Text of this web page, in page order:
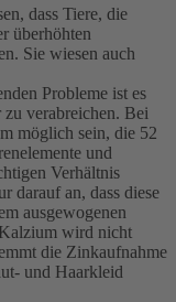
dass Tiere, die
überhöhten
Sie wiesen auch
Probleme ist es
zu verabreichen. Bei
möglich sein, die 52
und
Verhältnis
darauf an, dass diese
ausgewogenen
wird nicht
die Zinkaufnahme
und Haarkleid